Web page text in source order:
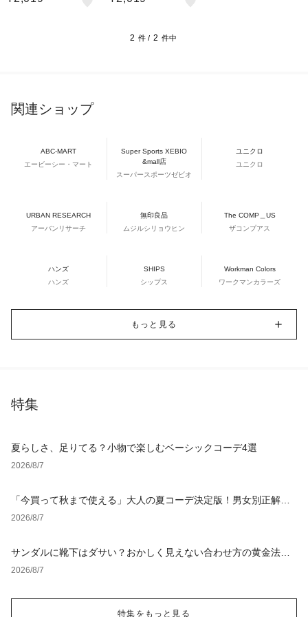
2 件 / 2 件中
関連ショップ
ABC-MART
エービーシー・マート
Super Sports XEBIO
&mall店
スーパースポーツゼビオ
ユニクロ
ユニクロ
URBAN RESEARCH
アーバンリサーチ
無印良品
ムジルシリョウヒン
The COMP＿US
ザコンプアス
ハンズ
ハンズ
SHIPS
シップス
Workman Colors
ワークマンカラーズ
もっと見る
特集
夏らしさ、足りてる？小物で楽しむベーシックコーデ4選
2026/8/7
「今買って秋まで使える」大人の夏コーデ決定版！男女別正解ス
タイルとNGな着こなし
2026/8/7
サンダルに靴下はダサい？おかしく見えない合わせ方の黄金法則
と男女別おすすめコーデ
2026/8/7
特集をもっと見る